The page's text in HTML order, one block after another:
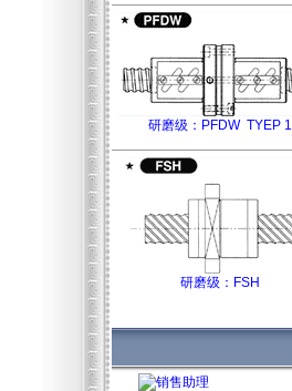
研磨级：PFDW TYEP 1
研磨级：FSH